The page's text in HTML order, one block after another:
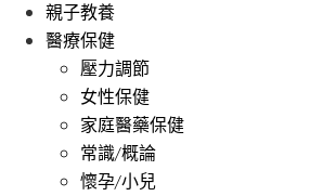
親子教養
醫療保健
壓力調節
女性保健
家庭醫藥保健
常識/概論
懷孕/小兒